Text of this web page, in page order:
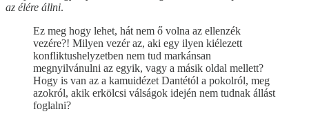
az élére állni.
Ez meg hogy lehet, hát nem ő volna az ellenzék
vezére?! Milyen vezér az, aki egy ilyen kiélezett
konfliktushelyzetben nem tud markánsan
megnyilvánulni az egyik, vagy a másik oldal mellett?
Hogy is van az a kamuidézet Dantétól a pokolról, meg
azokról, akik erkölcsi válságok idején nem tudnak állást
foglalni?